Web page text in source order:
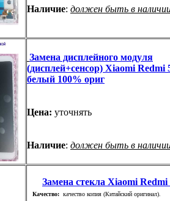
Наличие: должен быть в
Замена дисплейного модуля
(дисплей+сенсор) Xiaomi Redmi
белый 100% ориг
Цена: уточнять
Наличие: должен быть в
Замена стекла Xiaomi Redmi
Качество: качество копия (Китайский оригинал).